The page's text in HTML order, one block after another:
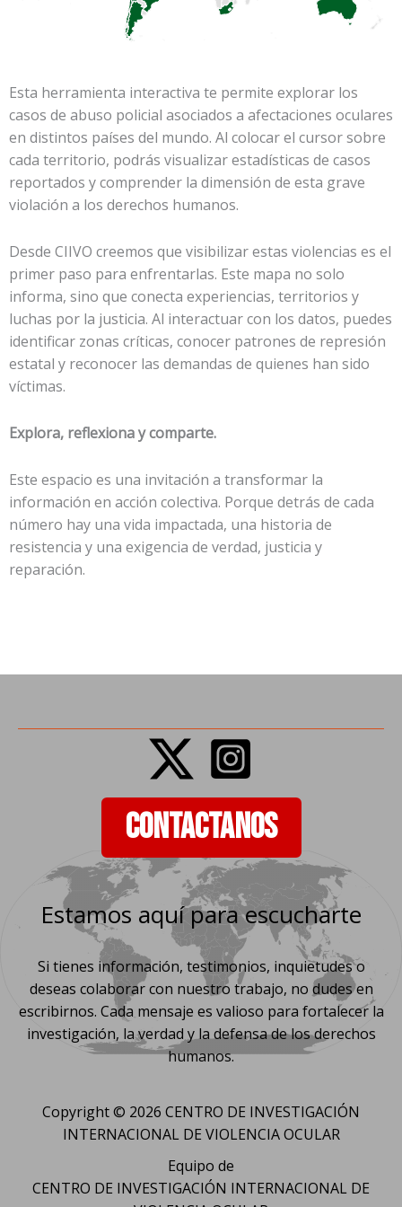
Esta herramienta interactiva te permite explorar los
casos de abuso policial asociados a afectaciones oculares
en distintos países del mundo. Al colocar el cursor sobre
cada territorio, podrás visualizar estadísticas de casos
reportados y comprender la dimensión de esta grave
violación a los derechos humanos.
Desde CIIVO creemos que visibilizar estas violencias es el
primer paso para enfrentarlas. Este mapa no solo
informa, sino que conecta experiencias, territorios y
luchas por la justicia. Al interactuar con los datos, puedes
identificar zonas críticas, conocer patrones de represión
estatal y reconocer las demandas de quienes han sido
víctimas.
Explora, reflexiona y comparte.
Este espacio es una invitación a transformar la
información en acción colectiva. Porque detrás de cada
número hay una vida impactada, una historia de
resistencia y una exigencia de verdad, justicia y
reparación.
CONTACTANOS
Estamos aquí para escucharte
Si tienes información, testimonios, inquietudes o
deseas colaborar con nuestro trabajo, no dudes en
escribirnos. Cada mensaje es valioso para fortalecer la
investigación, la verdad y la defensa de los derechos
humanos.
Copyright © 2026 CENTRO DE INVESTIGACIÓN
INTERNACIONAL DE VIOLENCIA OCULAR
Equipo de
CENTRO DE INVESTIGACIÓN INTERNACIONAL DE